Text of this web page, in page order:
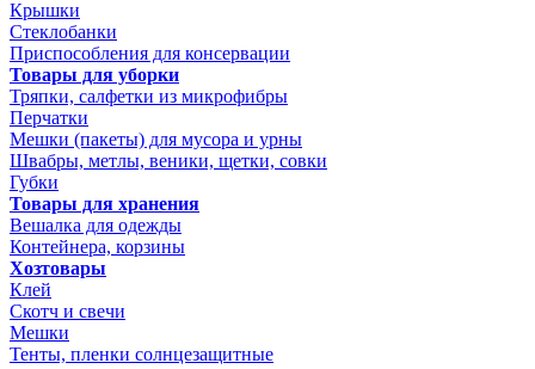
Крышки
Стеклобанки
Приспособления для консервации
Товары для уборки
Тряпки, салфетки из микрофибры
Перчатки
Мешки (пакеты) для мусора и урны
Швабры, метлы, веники, щетки, совки
Губки
Товары для хранения
Вешалка для одежды
Контейнера, корзины
Хозтовары
Клей
Скотч и свечи
Мешки
Тенты, пленки солнцезащитные